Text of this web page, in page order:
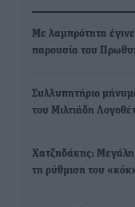
Με λαμπρότητα
παρουσία του
Συλλυπητήριο
του Μιλτιάδη
Χατζηδάκης: Μεγάλη
τη ρύθμιση του